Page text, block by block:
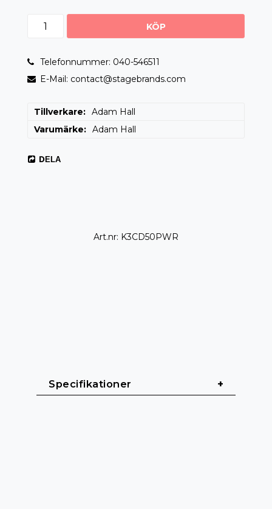
KÖP
Telefonnummer: 040-546511
E-Mail: contact@stagebrands.com
Tillverkare
Adam Hall
Varumärke
Adam Hall
DELA
Art.nr: K3CD50PWR
Specifikationer